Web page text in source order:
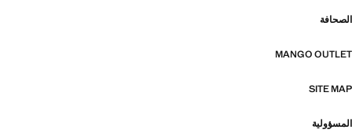
الصحافة
MANGO OUTLET
SITE MAP
المسؤولية